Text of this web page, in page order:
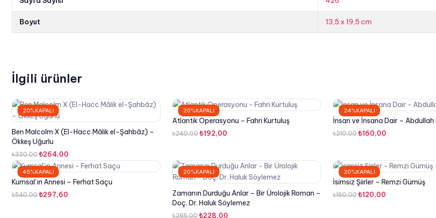
Boyut 13,5 x 19,5 cm
İlgili ürünler
20%KAPALI
Ben Malcolm X (El-Hacc Mâlik el-Şahbâz) –
Ökkeş Uğurlu
₺330,00 Orijinal
fiyat:
₺330,00.
₺264,00
andaki
₺264,00.
20%KAPALI
Atlantik Operasyonu – Fahri Kurtuluş
₺240,00 Orijinal
₺192,00
₺192,00.
24%KAPALI
İnsan ve İnsana Dair – Abdullah
₺210,00 Orijinal
₺160,00
₺160,00.
45%KAPALI
Kumsal’ın Annesi – Ferhat Saçu
₺540,00 Orijinal
₺297,60
20%KAPALI
Zamanın Durduğu Anlar – Bir Ürolojik Roman –
Doç. Dr. Haluk Söylemez
₺285,00 Orijinal
₺228,00
20%KAPALI
İsimsiz Şiirler – Remzi Gümüş
₺150,00 Orijinal
₺120,00